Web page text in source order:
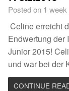
Posted on 1 week
Celine erreicht
Endwertung der
Junior 2015!
und war bei der
CONTINUE